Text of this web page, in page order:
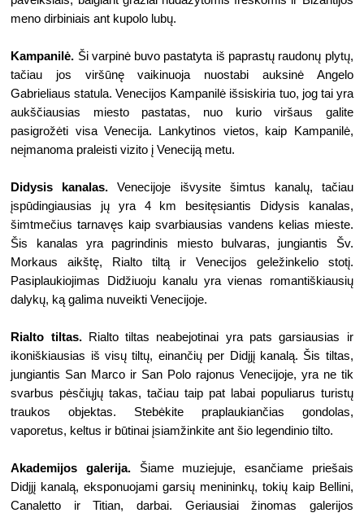
meno dirbiniais ant kupolo lubų.
Kampanilė. Ši varpinė buvo pastatyta iš paprastų raudonų plytų,
tačiau jos viršūnę vaikinuoja nuostabi auksinė Angelo
Gabrieliaus statula. Venecijos Kampanilė išsiskiria tuo, jog tai yra
aukščiausias miesto pastatas, nuo kurio viršaus galite
pasigrožėti visa Venecija. Lankytinos vietos, kaip Kampanilė,
neįmanoma praleisti vizito į Veneciją metu.
Didysis kanalas. Venecijoje išvysite šimtus kanalų, tačiau
įspūdingiausias jų yra 4 km besitęsiantis Didysis kanalas,
šimtmečius tarnavęs kaip svarbiausias vandens kelias mieste.
Šis kanalas yra pagrindinis miesto bulvaras, jungiantis Šv.
Morkaus aikštę, Rialto tiltą ir Venecijos geležinkelio stotį.
Pasiplaukiojimas Didžiuoju kanalu yra vienas romantiškiausių
dalykų, ką galima nuveikti Venecijoje.
Rialto tiltas. Rialto tiltas neabejotinai yra pats garsiausias ir
ikoniškiausias iš visų tiltų, einančių per Didįjį kanalą. Šis tiltas,
jungiantis San Marco ir San Polo rajonus Venecijoje, yra ne tik
svarbus pėsčiųjų takas, tačiau taip pat labai populiarus turistų
traukos objektas. Stebėkite praplaukiančias gondolas,
vaporetus, keltus ir būtinai įsiamžinkite ant šio legendinio tilto.
Akademijos galerija. Šiame muziejuje, esančiame priešais
Didįjį kanalą, eksponuojami garsių menininkų, tokių kaip Bellini,
Canaletto ir Titian, darbai. Geriausiai žinomas galerijos